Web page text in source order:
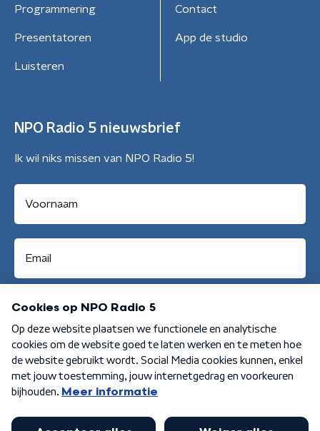
Programmering
Presentatoren
Luisteren
Contact
App de studio
NPO Radio 5 nieuwsbrief
Ik wil niks missen van NPO Radio 5!
Aanmelden
Algemene voorwaarden Privacybeleid